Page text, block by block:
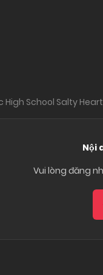
School Salty
Nội
Vui lòng đăng